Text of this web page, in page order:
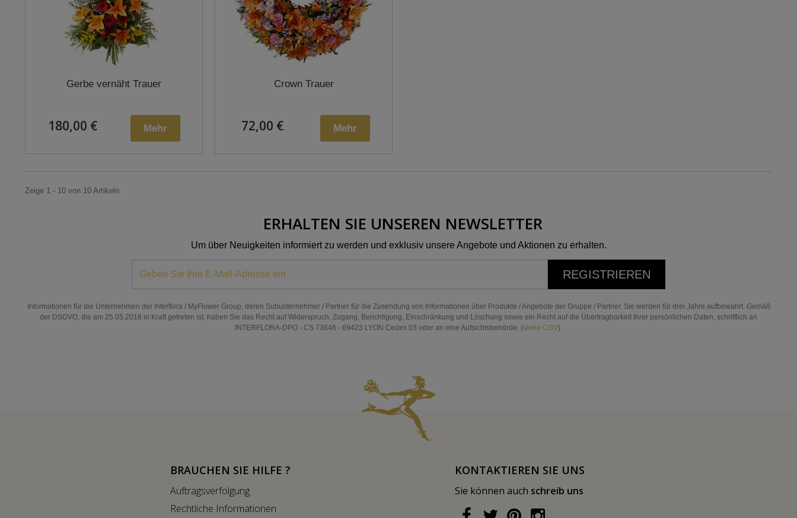
Gerbe vernäht Trauer
180,00 € Mehr
Crown Trauer
72,00 € Mehr
Zeige 1 - 10 von 10 Artikeln
ERHALTEN SIE UNSEREN NEWSLETTER
Um über Neuigkeiten informiert zu werden und exklusiv unsere Angebote und Aktionen zu erhalten.
REGISTRIEREN
Informationen für die Unternehmen der Interflora / MyFlower Group, deren Subunternehmer / Partner für die Zusendung von Informationen über Produkte / Angebote der Gruppe / Partner. Sie werden für drei Jahre aufbewahrt. Gemäß
der DSGVO, die am 25.05.2018 in Kraft getreten ist, haben Sie das Recht auf Widerspruch, Zugang, Berichtigung, Einschränkung und Löschung sowie ein Recht auf die Übertragbarkeit Ihrer persönlichen Daten, schriftlich an
INTERFLORA-DPO - CS 73646 - 69423 LYON Cedex 03 oder an eine Aufsichtsbehörde. (siehe CGV).
BRAUCHEN SIE HILFE ?
Auftragsverfolgung
Rechtliche Informationen
KONTAKTIEREN SIE UNS
Sie können auch schreib uns